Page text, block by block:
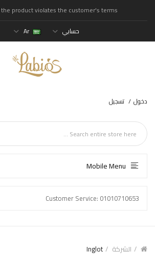
product violates the customer's terms
حسابي
Ar
دخول تسجيل
Mobile Menu
Customer Service: 01010710653
الشركة Inglot